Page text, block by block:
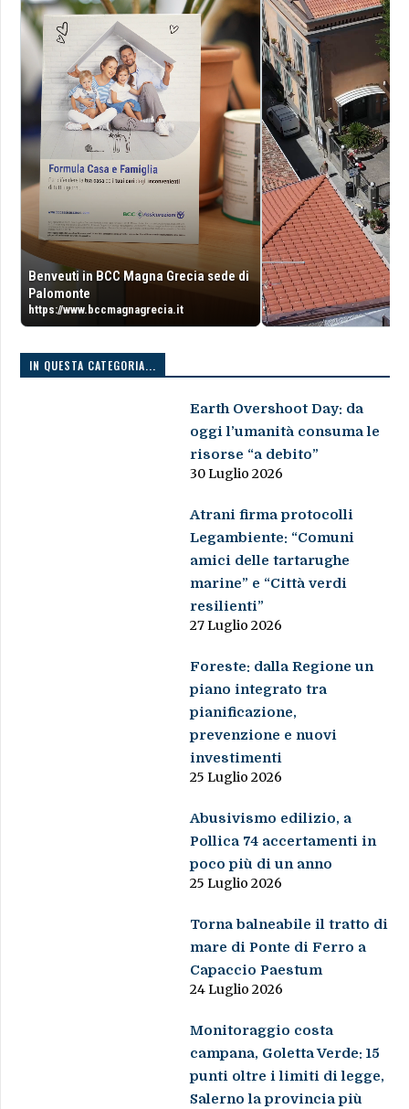
Benveuti in BCC Magna Grecia sede di
Palomonte
https://www.bccmagnagrecia.it
IN QUESTA CATEGORIA...
Earth Overshoot Day: da
oggi l’umanità consuma le
risorse “a debito”
30 Luglio 2026
Atrani firma protocolli
Legambiente: “Comuni
amici delle tartarughe
marine” e “Città verdi
resilienti”
27 Luglio 2026
Foreste: dalla Regione un
piano integrato tra
pianificazione,
prevenzione e nuovi
investimenti
25 Luglio 2026
Abusivismo edilizio, a
Pollica 74 accertamenti in
poco più di un anno
25 Luglio 2026
Torna balneabile il tratto di
mare di Ponte di Ferro a
Capaccio Paestum
24 Luglio 2026
Monitoraggio costa
campana, Goletta Verde: 15
punti oltre i limiti di legge,
Salerno la provincia più